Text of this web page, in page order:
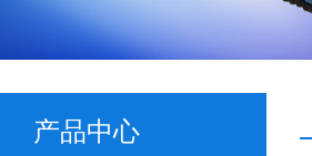
产品中心